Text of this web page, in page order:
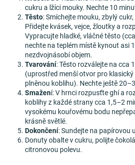
cukru a lžíci mouky. Nechte 10
Těsto: Smíchejte mouku, zbylý
Přidejte kvásek, vejce, žloutky a
Vypracujte hladké, vláčné těsto
nechte na teplém místě kynout asi
nezdvojnásobí objem.
Tvarování: Těsto rozválejte na cca
(uprostřed menší otvor pro
plněnou koblihu). Nechte ještě
Smažení: V hrnci rozpusťte ghí a
koblihy z každé strany cca 1,5–2
vysokému kouřovému bodu
krásně světlé.
Dokončení: Sundejte na papírovou
Donuty obalte v cukru, polijte
citronovou polevu.